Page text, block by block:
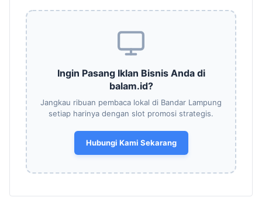
Ingin Pasang Iklan Bisnis Anda di
balam.id?
Jangkau ribuan pembaca lokal di Bandar Lampung
setiap harinya dengan slot promosi strategis.
Hubungi Kami Sekarang